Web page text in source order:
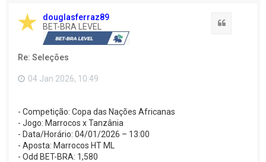
douglasferraz89
BET-BRA LEVEL
Re: Seleções
04 Jan 2026, 10:49
- Competição: Copa das Nações Africanas
- Jogo: Marrocos x Tanzânia
- Data/Horário: 04/01/2026 – 13:00
- Aposta: Marrocos HT ML
- Odd BET-BRA: 1,580